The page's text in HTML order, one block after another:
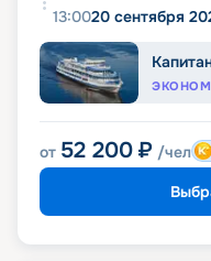
13:0020 сентября
ЭКОНОМ
от 52 200 ₽ /чел